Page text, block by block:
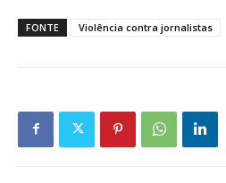
FONTE Violência contra jornalistas